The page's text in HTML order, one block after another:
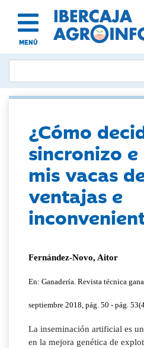
MENÚ
¿Cómo
sincronizo
mis vacas
ventajas e
Fernández-Novo, Aitor
En: Ganadería. Revista técnica
septiembre 2018, pág. 50 - pág.
La inseminación artificial es
en la mejora genética de